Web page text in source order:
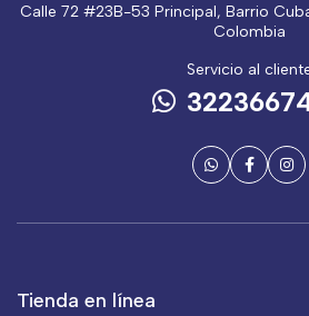
Calle 72 #23B-53 Principal, Barrio
Colombia
Servicio al
Tienda en línea